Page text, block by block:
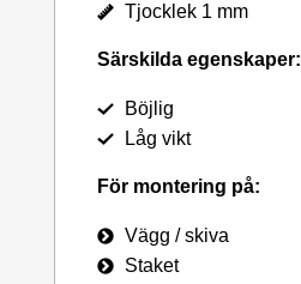
Tjocklek 1 mm
Särskilda egenskaper:
Böjlig
Låg vikt
För montering på:
Vägg / skiva
Staket